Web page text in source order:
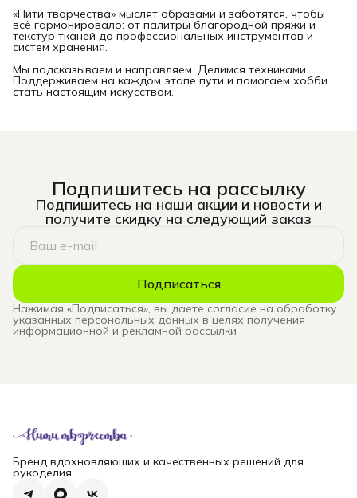
«Нити творчества» мыслят образами и заботятся, чтобы
всё гармонировало: от палитры благородной пряжи и
текстур тканей до профессиональных инструментов и
систем хранения.
Мы подсказываем и направляем. Делимся техниками.
Поддерживаем на каждом этапе пути и помогаем хобби
стать настоящим искусством.
Подпишитесь на рассылку
Подпишитесь на наши акции и новости и
получите скидку на следующий заказ
Подписаться
Нажимая «Подписаться», вы даете согласие на обработку
указанных персональных данных в целях получения
информационной и рекламной рассылки
Бренд вдохновляющих и качественных решений для
рукоделия